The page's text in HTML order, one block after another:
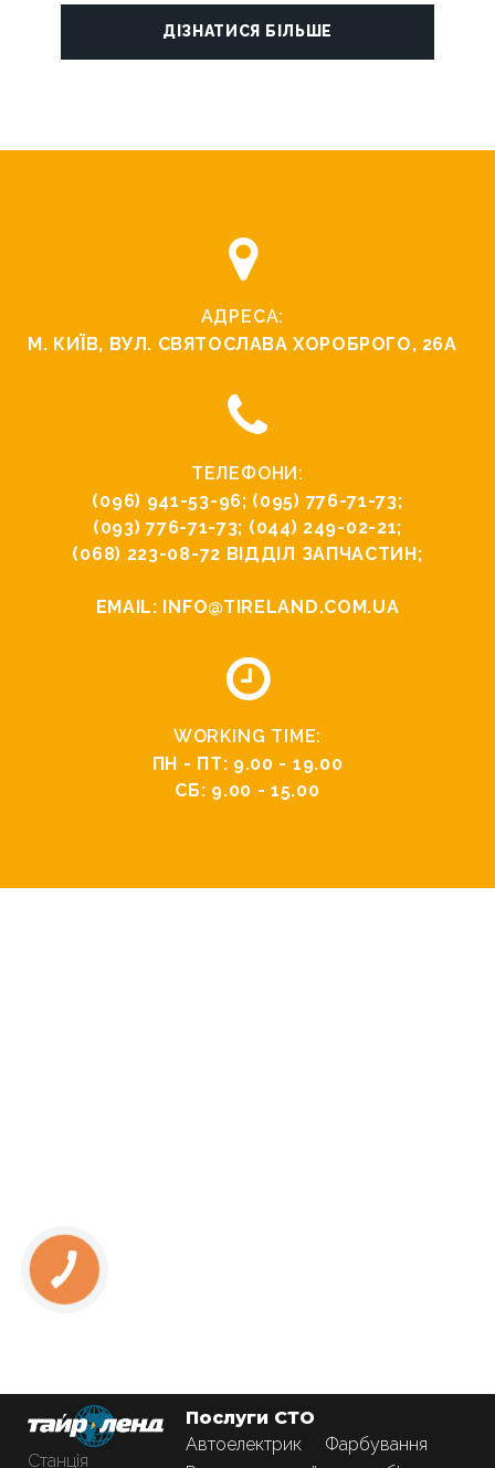
ДІЗНАТИСЯ БІЛЬШЕ
АДРЕСА:
М. КИЇВ, ВУЛ. СВЯТОСЛАВА ХОРОБРОГО, 26А
ТЕЛЕФОНИ:
(096) 941-53-96; (095) 776-71-73;
(093) 776-71-73; (044) 249-02-21;
(068) 223-08-72 ВІДДІЛ ЗАПЧАСТИН;
EMAIL: INFO@TIRELAND.COM.UA
WORKING TIME:
ПН - ПТ: 9.00 - 19.00
СБ: 9.00 - 15.00
Станція
Послуги СТО
Автоелектрик
Фарбування